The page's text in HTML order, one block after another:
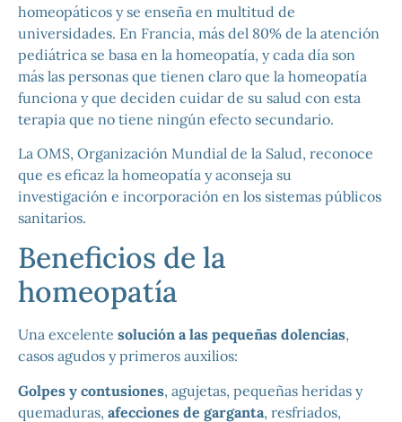
homeopáticos y se enseña en multitud de
universidades. En Francia, más del 80% de la atención
pediátrica se basa en la homeopatía, y cada día son
más las personas que tienen claro que la homeopatía
funciona y que deciden cuidar de su salud con esta
terapia que no tiene ningún efecto secundario.
La OMS, Organización Mundial de la Salud, reconoce
que es eficaz la homeopatía y aconseja su
investigación e incorporación en los sistemas públicos
sanitarios.
Beneficios de la
homeopatía
Una excelente solución a las pequeñas dolencias,
casos agudos y primeros auxilios:
Golpes y contusiones, agujetas, pequeñas heridas y
quemaduras, afecciones de garganta, resfriados,